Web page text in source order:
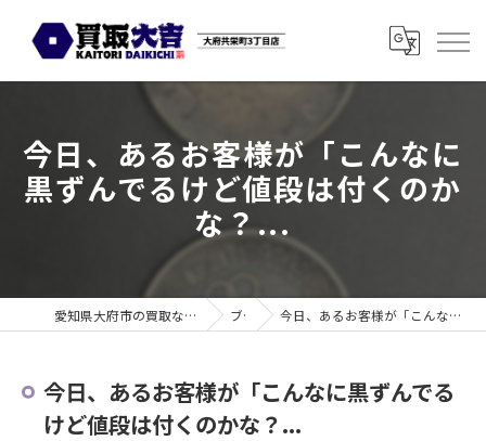
今日、あるお客様が「こんなに
黒ずんでるけど値段は付くのか
な？...
愛知県大府市の買取なら買取大吉 大府共栄町3丁目店 ブログ 今日、あるお客様が「こんなに黒ずんでるけど値段は付くのかな？...
今日、あるお客様が「こんなに黒ずんでる
けど値段は付くのかな？...